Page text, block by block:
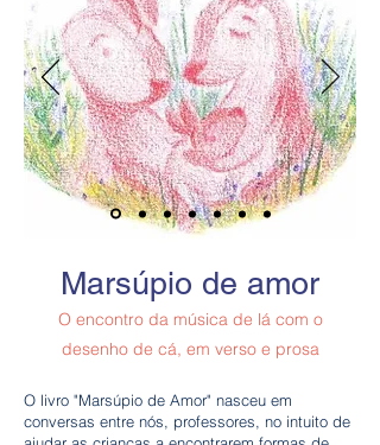
Marsúpio de amor
O encontro da música de lá com o
desenho de cá, em verso e prosa
O livro "Marsúpio de Amor" nasceu em
conversas entre nós, professores, no intuito de